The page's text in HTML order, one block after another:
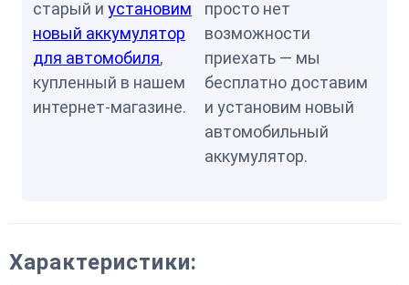
старый и установим
новый аккумулятор
для автомобиля,
купленный в нашем
интернет-магазине.
просто нет
возможности
приехать — мы
бесплатно доставим
и установим новый
автомобильный
аккумулятор.
Характеристики: